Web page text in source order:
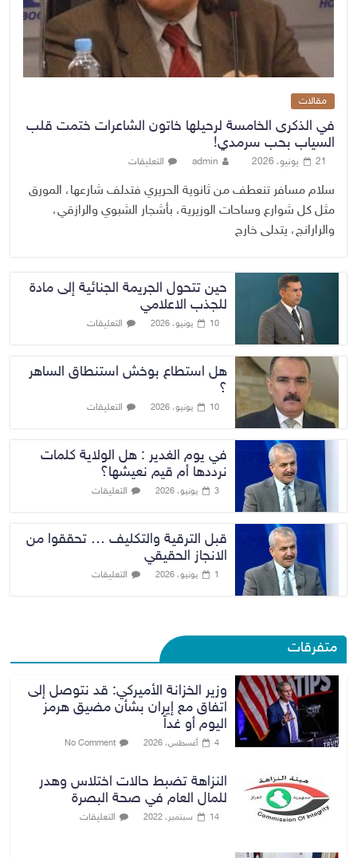
مقالات
في الذكرى الخامسة لرحيلها خاتون الشاعرات ختمت قلب
السياب بحب سرمدي!
21 يونيو، 2026 admin التعليقات
سلام مسافر تنعطف من ثانوية الحريري فتدلف شارعها، المورق
مثل كل شوارع وساحات الوزيرية، بأشجار الشبوي والرازقي،
والرارانج، يتدلى خارج
حين تتحول الجريمة الجنائية إلى مادة
للجذب الاعلامي
10 يونيو، 2026 التعليقات
هل استطاع بوخش استنطاق الساهر
؟
10 يونيو، 2026 التعليقات
في يوم الغدير : هل الولاية كلمات
نرددها أم قيم نعيشها؟
3 يونيو، 2026 التعليقات
قبل الترقية والتكليف … تحققوا من
الانجاز الحقيقي
1 يونيو، 2026 التعليقات
متفرقات
وزير الخزانة الأميركي: قد نتوصل إلى
اتفاق مع إيران بشأن مضيق هرمز
اليوم أو غداً
4 أغسطس، 2026 No Comment
النزاهة تضبط حالات اختلاس وهدر
للمال العام في صحة البصرة
14 سبتمبر، 2022 التعليقات